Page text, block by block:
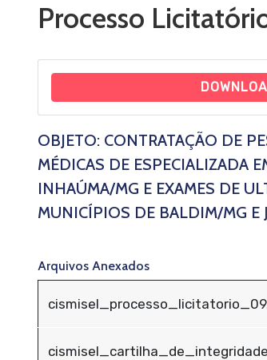
Processo
OBJETO: CONTRATAÇÃO DE
MÉDICAS DE ESPECIALIZADA
INHAÚMA/MG E EXAMES DE
MUNICÍPIOS DE BALDIM/MG E
Arquivos Anexados